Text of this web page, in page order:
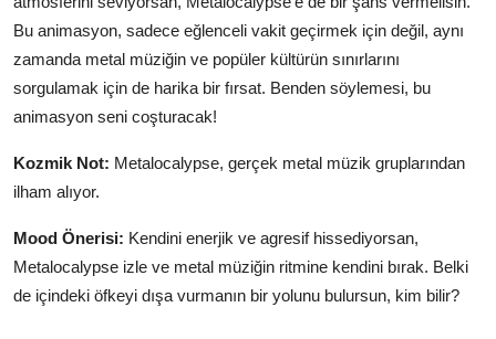
Bu animasyon, sadece eğlenceli vakit geçirmek için değil, aynı
zamanda metal müziğin ve popüler kültürün sınırlarını
sorgulamak için de harika bir fırsat. Benden söylemesi, bu
animasyon seni coşturacak!
Kozmik Not: Metalocalypse, gerçek metal müzik gruplarından
ilham alıyor.
Mood Önerisi: Kendini enerjik ve agresif hissediyorsan,
Metalocalypse izle ve metal müziğin ritmine kendini bırak. Belki
de içindeki öfkeyi dışa vurmanın bir yolunu bulursun, kim bilir?